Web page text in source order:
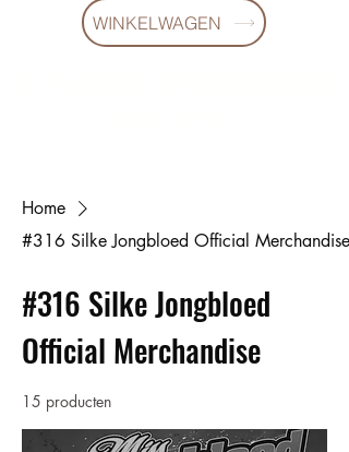
WINKELWAGEN
Home
#316 Silke Jongbloed Official Merchandise
#316 Silke Jongbloed
Official Merchandise
15 producten